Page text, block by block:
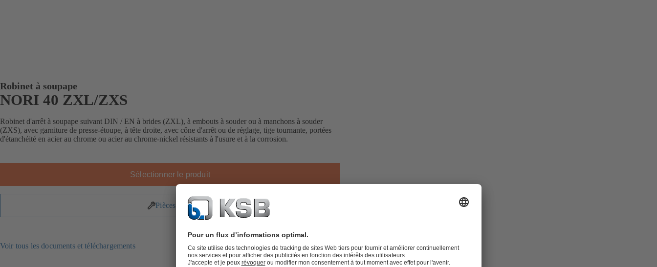
Robinet à soupape
NORI 40 ZXL/ZXS
Robinet d'arrêt à soupape suivant DIN / EN à brides (ZXL), à embouts à souder ou à manchons à souder
(ZXS), avec garniture de presse-étoupe, à tête droite, avec cône d'arrêt ou de réglage, tige tournante, portées
d'étanchéité en acier au chrome ou acier au chrome-nickel résistants à l'usure et à la corrosion.
Sélectionner le produit
Pièces détachées
Voir tous les documents et téléchargements